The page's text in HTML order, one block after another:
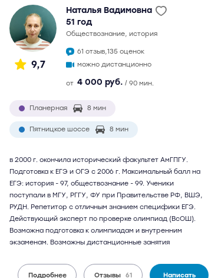
9,7
Наталья Вадимовна
51 год
обществознание, история
61 отзыв,135 оценок
можно дистанционно
от 4 000 руб. / 90 мин.
Планерная 8 мин
Пятницкое шоссе 8 мин
в 2000 г. окончила исторический факультет АмГПГУ.
Подготовка к ЕГЭ и ОГЭ с 2006 г. Максимальный балл на
ЕГЭ: история - 97, обществознание - 99. Ученики
поступали в МГУ, РГГУ, ФУ при Правительстве РФ, ВШЭ,
РУДН. Репетитор с отличным знанием специфики ЕГЭ.
Действующий эксперт по проверке олимпиад (ВсОШ).
Возможна подготовка к олимпиадам и внутренним
экзаменам. Возможны дистанционные занятия
Подробнее Отзывы 61 Написать